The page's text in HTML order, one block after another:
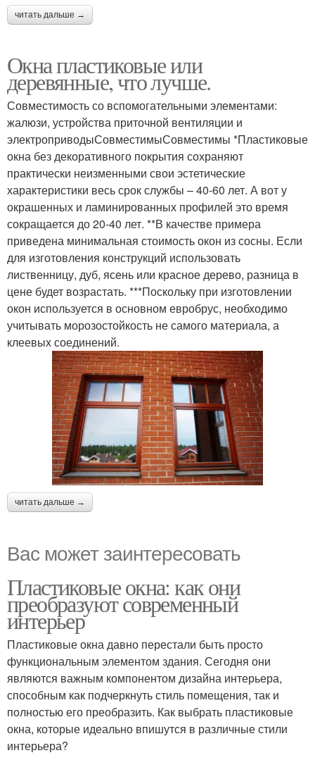
читать дальше →
Окна пластиковые или
деревянные, что лучше.
Совместимость со вспомогательными элементами:
жалюзи, устройства приточной вентиляции и
электроприводыСовместимыСовместимы *Пластиковые
окна без декоративного покрытия сохраняют
практически неизменными свои эстетические
характеристики весь срок службы – 40-60 лет. А вот у
окрашенных и ламинированных профилей это время
сокращается до 20-40 лет. **В качестве примера
приведена минимальная стоимость окон из сосны. Если
для изготовления конструкций использовать
лиственницу, дуб, ясень или красное дерево, разница в
цене будет возрастать. ***Поскольку при изготовлении
окон используется в основном евробрус, необходимо
учитывать морозостойкость не самого материала, а
клеевых соединений.
читать дальше →
Вас может заинтересовать
Пластиковые окна: как они
преобразуют современный
интерьер
Пластиковые окна давно перестали быть просто
функциональным элементом здания. Сегодня они
являются важным компонентом дизайна интерьера,
способным как подчеркнуть стиль помещения, так и
полностью его преобразить. Как выбрать пластиковые
окна, которые идеально впишутся в различные стили
интерьера?